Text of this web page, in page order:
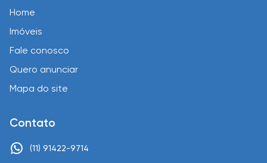
Home
Imóveis
Fale conosco
Quero anunciar
Mapa do site
Contato
(11) 91422-9714